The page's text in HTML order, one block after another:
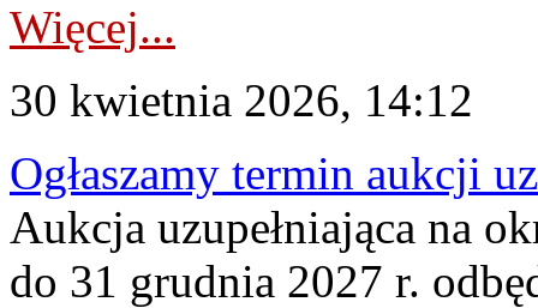
Więcej...
30 kwietnia 2026, 14:12
Ogłaszamy termin aukcji
Aukcja uzupełniająca na
do 31 grudnia 2027 r.